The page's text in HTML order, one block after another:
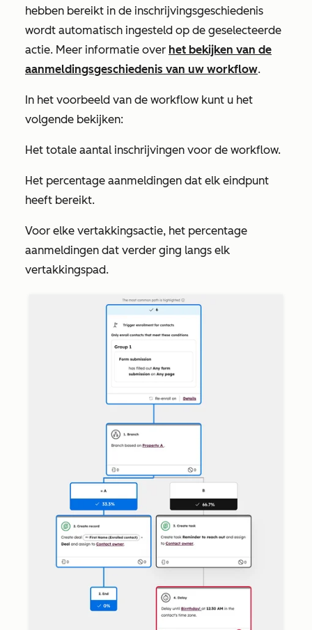
hebben bereikt in de inschrijvingsgeschiedenis
wordt automatisch ingesteld op de geselecteerde
actie. Meer informatie over het bekijken van de
aanmeldingsgeschiedenis van uw workflow.
In het voorbeeld van de workflow kunt u het
volgende bekijken:
Het totale aantal inschrijvingen voor de workflow.
Het percentage aanmeldingen dat elk eindpunt
heeft bereikt.
Voor elke vertakkingsactie, het percentage
aanmeldingen dat verder ging langs elk
vertakkingspad.